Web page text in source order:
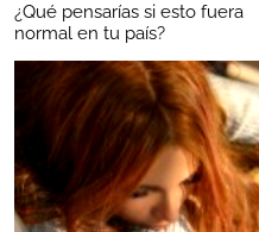
¿Qué pensarías si esto fuera
normal en tu país?